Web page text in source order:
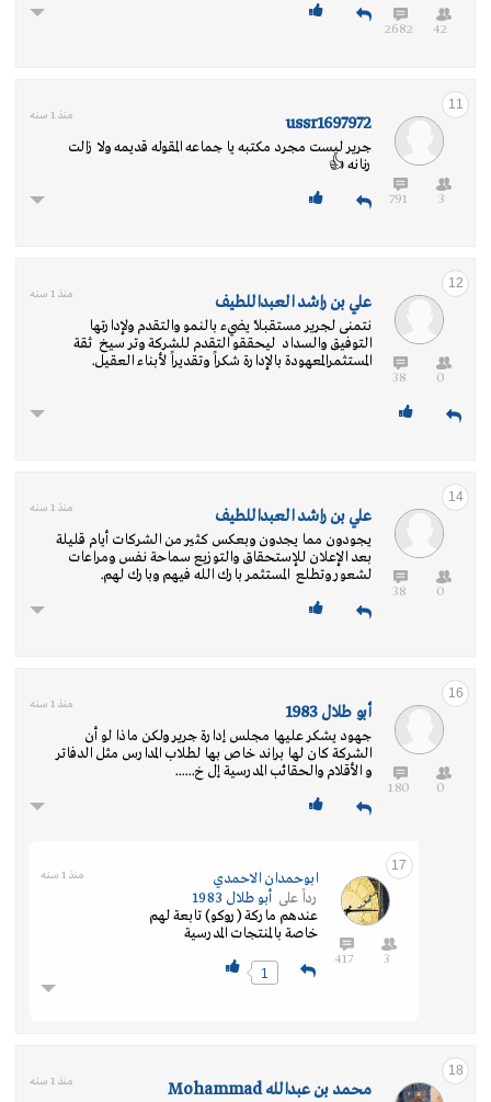
42
2682
11
3
791
ussr1697972 منذ 1 سنه
جرير ليست مجرد مكتبه يا جماعه المقوله قديمه ولا زالت
رنانه 👍
12
0
38
علي بن راشد العبداللطيف منذ 1 سنه
نتمنى لجرير مستقبلاً يضيء بالنمو والتقدم ولإدارتها
التوفيق والسداد ليحققو التقدم للشركة وتر سيخ ثقة
المستثمرالمعهودة بالإدارة شكراً وتقديراً لأبناء العقيل.
14
0
38
علي بن راشد العبداللطيف منذ 1 سنه
يجودون مما يجدون وبعكس كثير من الشركات أيام قليلة
بعد الإعلان للإستحقاق والتوزيع سماحة نفس ومراعات
لشعور وتطلع المستثمر بارك الله فيهم وبارك لهم.
16
0
180
أبو طلال 1983 منذ 1 سنه
جهود يشكر عليها مجلس إدارة جرير ولكن ماذا لو أن
الشركة كان لها براند خاص بها لطلاب المدارس مثل الدفاتر
و الأقلام والحقائب المدرسية إل خ......
17
3
417
ابوحمدان الاحمدي منذ 1 سنه
رداً على أبو طلال 1983
عندهم ماركة (روكو) تابعة لهم
خاصة بالمنتجات المدرسية
1
18
محمد بن عبدالله Mohammad منذ 1 سنه